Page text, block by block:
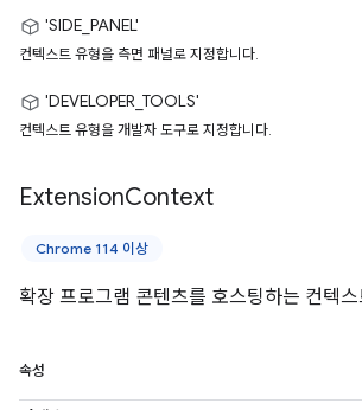
'SIDE_PANEL'
컨텍스트 유형을 측면 패널로 지정합니다.
'DEVELOPER_TOOLS'
컨텍스트 유형을 개발자 도구로 지정합니다.
ExtensionContext
Chrome 114 이상
확장 프로그램 콘텐츠를 호스팅하는 컨텍
속성